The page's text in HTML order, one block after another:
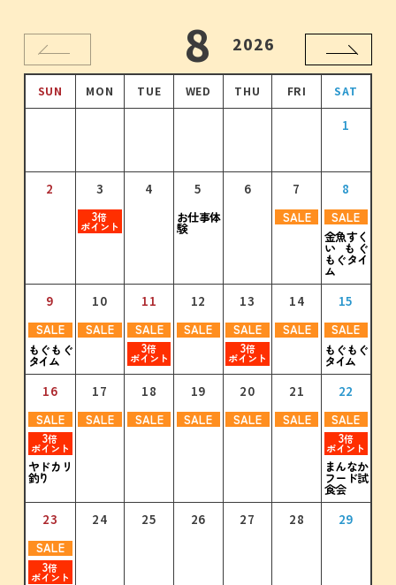
8 2026
SUN MON TUE WED THU FRI SAT
1
2 3
3倍
ポイント
4
5
お仕事体
験
6
7
SALE
8
SALE
金魚すく
い もぐ
もぐタイ
ム
9
SALE
もぐもぐ
タイム
10
SALE
11
SALE
3倍
ポイント
12
SALE
13
SALE
3倍
ポイント
14
SALE
15
SALE
もぐもぐ
タイム
16
SALE
3倍
ポイント
ヤドカリ
釣り
17
SALE
18
SALE
19
SALE
20
SALE
21
SALE
22
SALE
3倍
ポイント
まんなか
フード試
食会
23
SALE
3倍
ポイント
24 25 26 27 28 29
9 2026
SUN MON TUE WED THU FRI SAT
5
6 7 8 9
10
11
3倍
ポイント
12
3倍
ポイント
19
20
3倍
ポイント
21 22
3倍
ポイント
23 24 25 26
27 28 29 30
10 2026
SUN MON TUE WED THU FRI SAT
3
4 5 6 7 8 9 10
3倍 3倍
17
18
3倍
ポイント
19 20 21 22
3倍
ポイント
23 24
25 26 27 28 29 30 31
11 2026
SUN MON TUE WED THU FRI SAT
7
8 9 10 11
3倍
ポイント
12 13
3倍
ポイント
14
3倍
ポイント
21
22
3倍
ポイント
23 24 25 26 27 28
29 30
12 2026
SUN MON TUE WED THU FRI SAT
5
6 7 8 9 10 11
3倍
ポイント
12
3倍
ポイント
19
20
3倍
ポイント
21 22
3倍
ポイント
23 24 25 26
27 28 29 30 31
1 2027
SUN MON TUE WED THU FRI SAT
2
3 4 5 6 7 8 9
3倍 3倍
16
17
3倍
ポイント
18 19 20 21 22 23
3倍
ポイント
24 25 26 27 28 29 30
31